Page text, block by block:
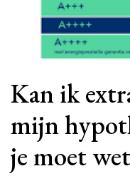
Kan ik
mijn
je moet